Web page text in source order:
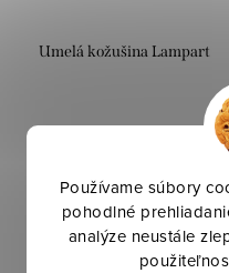
Používame súbory
pohodlné
analýze neustále
Umelá kožušina Lampart
DO KOŠÍKA
Skladom 15,2 bm